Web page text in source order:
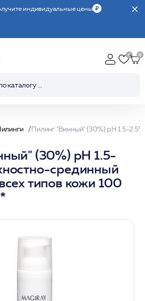
индивидуальные цены
(30%) рН 1.5-
срединный
типов кожи 100